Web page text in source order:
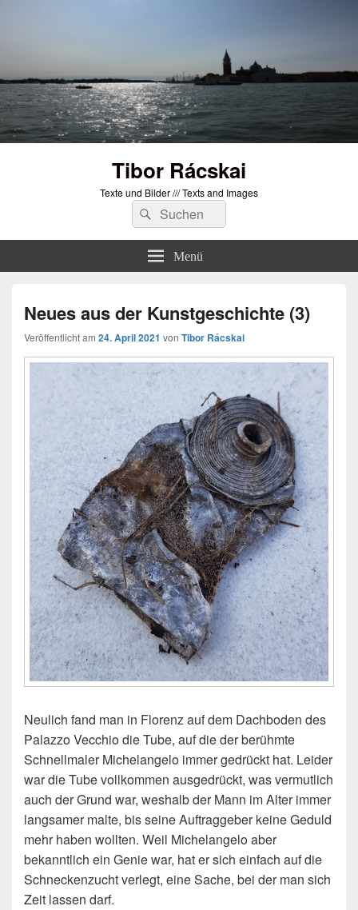
Tibor Rácskai
Texte und Bilder /// Texts and Images
Suchen
nach:
Suchen
Menü
Neues aus der Kunstgeschichte (3)
Veröffentlicht am 24. April 2021 von Tibor Rácskai
Neulich fand man in Florenz auf dem Dachboden des
Palazzo Vecchio die Tube, auf die der berühmte
Schnellmaler Michelangelo immer gedrückt hat. Leider
war die Tube vollkommen ausgedrückt, was vermutlich
auch der Grund war, weshalb der Mann im Alter immer
langsamer malte, bis seine Auftraggeber keine Geduld
mehr haben wollten. Weil Michelangelo aber
bekanntlich ein Genie war, hat er sich einfach auf die
Schneckenzucht verlegt, eine Sache, bei der man sich
Zeit lassen darf.